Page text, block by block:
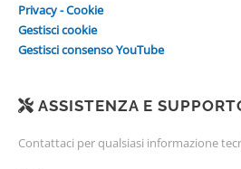
Privacy - Cookie
Gestisci cookie
Gestisci consenso YouTube
ASSISTENZA E
Contattaci per qualsiasi informazione